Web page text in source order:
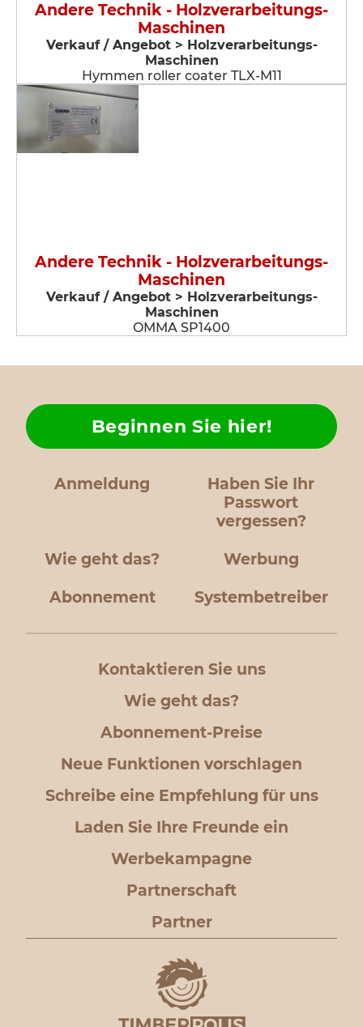
Andere Technik - Holzverarbeitungs-
Maschinen
Verkauf / Angebot > Holzverarbeitungs-
Maschinen
Hymmen roller coater TLX-M11
Andere Technik - Holzverarbeitungs-
Maschinen
Verkauf / Angebot > Holzverarbeitungs-
Maschinen
OMMA SP1400
Anmeldung
Haben Sie Ihr
Passwort
vergessen?
Wie geht das?
Beginnen Sie hier!
Werbung
Abonnement Systembetreiber
Kontaktieren Sie uns
Wie geht das?
Abonnement-Preise
Neue Funktionen vorschlagen
Schreibe eine Empfehlung für uns
Laden Sie Ihre Freunde ein
Werbekampagne
Partnerschaft
Partner